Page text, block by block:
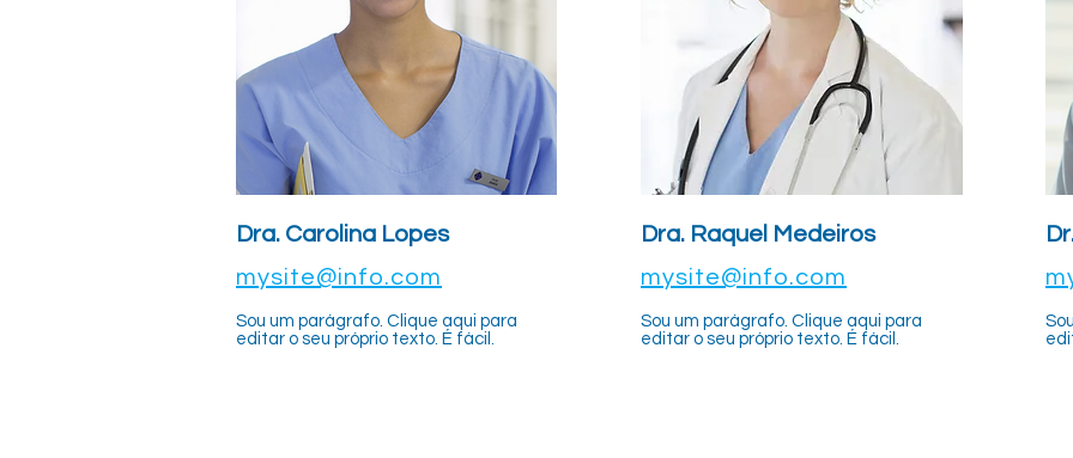
Dra. Carolina Lopes
mysite@info.com
Sou um parágrafo. Clique aqui para
editar o seu próprio texto. É fácil.
Dra. Raquel Medeiros
mysite@info.com
Sou um parágrafo. Clique aqui para
editar o seu próprio texto. É fácil.